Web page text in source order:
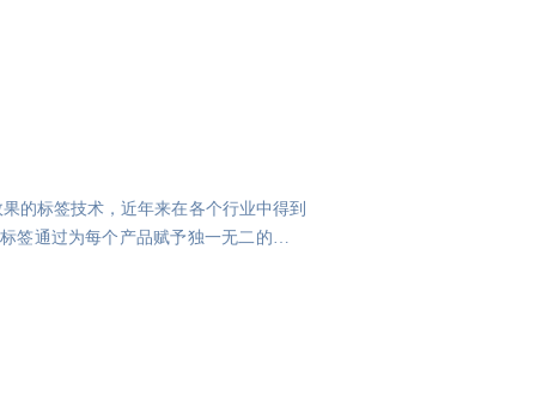
的标签技术，近年来在各个行业中得到
签通过为每个产品赋予独一无二的二维